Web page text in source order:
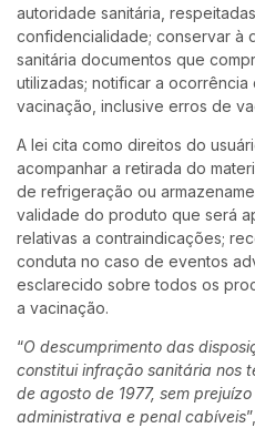
autoridade sanitária,
confidencialidade; conservar à
sanitária documentos que
utilizadas; notificar a
vacinação, inclusive erros de
A lei cita como direitos do
acompanhar a retirada do
de refrigeração ou
validade do produto que será
relativas a contraindicações;
conduta no caso de eventos
esclarecido sobre todos os
a vacinação.
“O descumprimento das
constitui infração sanitária nos
de agosto de 1977, sem
administrativa e penal cabíveis